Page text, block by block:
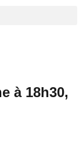
à 18h30,